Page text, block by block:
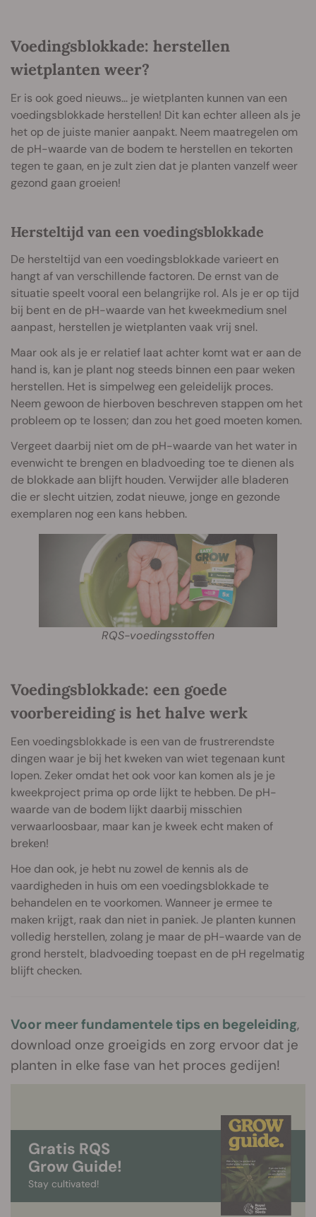
Voedingsblokkade: herstellen
wietplanten weer?
Er is ook goed nieuws... je wietplanten kunnen van een
voedingsblokkade herstellen! Dit kan echter alleen als je
het op de juiste manier aanpakt. Neem maatregelen om
de pH-waarde van de bodem te herstellen en tekorten
tegen te gaan, en je zult zien dat je planten vanzelf weer
gezond gaan groeien!
Hersteltijd van een voedingsblokkade
De hersteltijd van een voedingsblokkade varieert en
hangt af van verschillende factoren. De ernst van de
situatie speelt vooral een belangrijke rol. Als je er op tijd
bij bent en de pH-waarde van het kweekmedium snel
aanpast, herstellen je wietplanten vaak vrij snel.
Maar ook als je er relatief laat achter komt wat er aan de
hand is, kan je plant nog steeds binnen een paar weken
herstellen. Het is simpelweg een geleidelijk proces.
Neem gewoon de hierboven beschreven stappen om het
probleem op te lossen; dan zou het goed moeten komen.
Vergeet daarbij niet om de pH-waarde van het water in
evenwicht te brengen en bladvoeding toe te dienen als
de blokkade aan blijft houden. Verwijder alle bladeren
die er slecht uitzien, zodat nieuwe, jonge en gezonde
exemplaren nog een kans hebben.
RQS-voedingsstoffen
Voedingsblokkade: een goede
voorbereiding is het halve werk
Een voedingsblokkade is een van de frustrerendste
dingen waar je bij het kweken van wiet tegenaan kunt
lopen. Zeker omdat het ook voor kan komen als je je
kweekproject prima op orde lijkt te hebben. De pH-
waarde van de bodem lijkt daarbij misschien
verwaarloosbaar, maar kan je kweek echt maken of
breken!
Hoe dan ook, je hebt nu zowel de kennis als de
vaardigheden in huis om een voedingsblokkade te
behandelen en te voorkomen. Wanneer je ermee te
maken krijgt, raak dan niet in paniek. Je planten kunnen
volledig herstellen, zolang je maar de pH-waarde van de
grond herstelt, bladvoeding toepast en de pH regelmatig
blijft checken.
Voor meer fundamentele tips en begeleiding,
download onze groeigids en zorg ervoor dat je
planten in elke fase van het proces gedijen!
Gratis RQS
Grow Guide!
Stay cultivated!